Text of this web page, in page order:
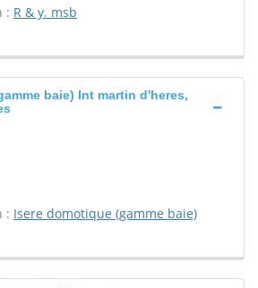
: R & y. msb
baie) Int martin d'heres,
: Isere domotique (gamme baie)